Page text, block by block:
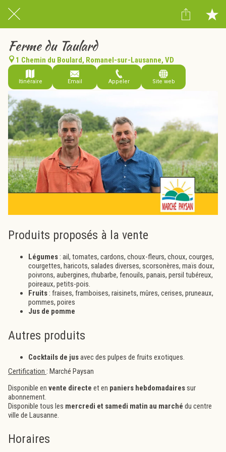
Ferme du Taulard
1 Chemin du Boulard, Romanel-sur-Lausanne, VD
Itinéraire Email Appeler Site web
Produits proposés à la vente
Légumes : ail, tomates, cardons, choux-fleurs, choux, courges,
courgettes, haricots, salades diverses, scorsonères, maïs doux,
poivrons, aubergines, rhubarbe, fenouils, panais, persil tubéreux,
poireaux, petits-pois.
Fruits : fraises, framboises, raisinets, mûres, cerises, pruneaux,
pommes, poires
Jus de pomme
Autres produits
Cocktails de jusavec des pulpes de fruits exotiques.
Certification : Marché Paysan
Disponible en vente directe eten paniers hebdomadairessur
abonnement.
Disponible tous les mercredi et samedi matin au marché du centre
ville de Lausanne.
Horaires